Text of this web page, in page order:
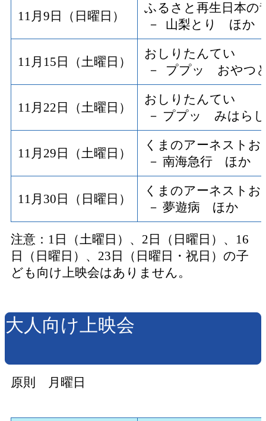
11月9日（日曜日）
ふるさと再生日本の
－ 山梨とり ほか
11月15日（土曜日）
おしりたんてい
－ ププッ おやつ
11月22日（土曜日）
おしりたんてい
－ ププッ みはら
11月29日（土曜日）
くまのアーネスト
－ 南海急行 ほか
11月30日（日曜日）
くまのアーネスト
－ 夢遊病 ほか
注意：1日（土曜日）、2日（日曜日）、16
日（日曜日）、23日（日曜日・祝日）の子
ども向け上映会はありません。
大人向け上映会
原則 月曜日